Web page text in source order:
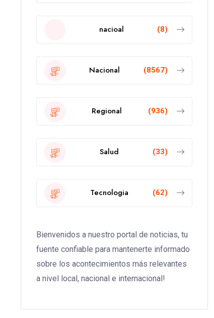
nacioal (8)
Nacional (8567)
Regional (936)
Salud (33)
Tecnologia (62)
Bienvenidos a nuestro portal de noticias, tu
fuente confiable para mantenerte informado
sobre los acontecimientos más relevantes
a nivel local, nacional e internacional!